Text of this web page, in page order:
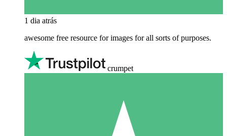
1 dia atrás
awesome free resource for images for all sorts of purposes.
crumpet